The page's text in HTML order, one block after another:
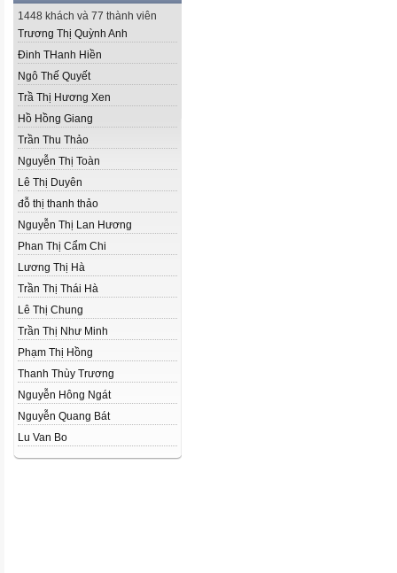
1448 khách và 77 thành viên
Trương Thị Quỳnh Anh
Đinh THanh Hiền
Ngô Thế Quyết
Trầ Thị Hương Xen
Hồ Hồng Giang
Trần Thu Thảo
Nguyễn Thị Toàn
Lê Thị Duyên
đỗ thị thanh thảo
Nguyễn Thị Lan Hương
Phan Thị Cẩm Chi
Lương Thị Hà
Trần Thị Thái Hà
Lê Thị Chung
Trần Thị Như Minh
Phạm Thị Hồng
Thanh Thùy Trương
Nguyễn Hông Ngát
Nguyễn Quang Bát
Lu Van Bo